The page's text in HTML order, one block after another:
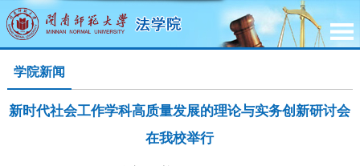
学院新闻
新时代社会工作学科高质量发展的理论与实务创新研讨会
在我校举行